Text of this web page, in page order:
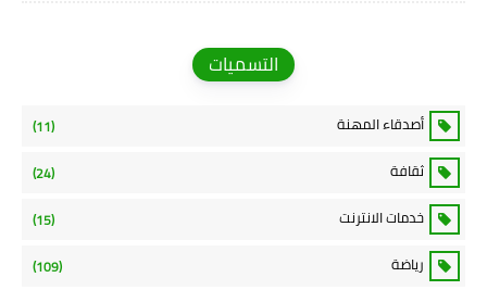
التسميات
أصدقاء المهنة (11)
ثقافة (24)
خدمات الانترنت (15)
رياضة (109)